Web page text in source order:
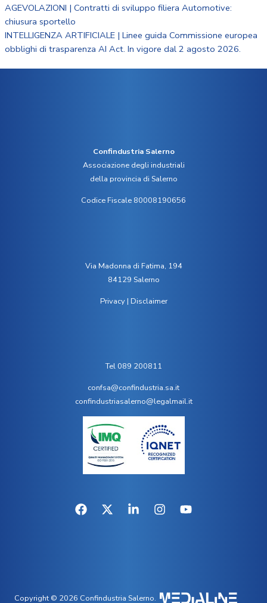
AGEVOLAZIONI | Contratti di sviluppo filiera Automotive:
chiusura sportello
INTELLIGENZA ARTIFICIALE | Linee guida Commissione europea
obblighi di trasparenza AI Act. In vigore dal 2 agosto 2026.
Confindustria Salerno
Associazione degli industriali
della provincia di Salerno
Codice Fiscale 80008190656
Via Madonna di Fatima, 194
84129 Salerno
Privacy| Disclaimer
Tel 089 200811
confsa@confindustria.sa.it
confindustriasalerno@legalmail.it
Copyright © 2026 Confindustria Salerno.